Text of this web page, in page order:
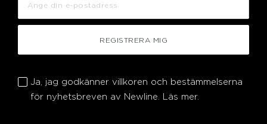
REGISTRERA MIG
Ja, jag godkänner villkoren och bestämmelserna
för nyhetsbreven av Newline. Läs mer.